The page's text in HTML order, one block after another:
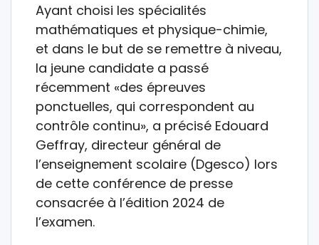
Ayant choisi les spécialités
mathématiques et physique-chimie,
et dans le but de se remettre à niveau,
la jeune candidate a passé
récemment «des épreuves
ponctuelles, qui correspondent au
contrôle continu», a précisé Edouard
Geffray, directeur général de
l’enseignement scolaire (Dgesco) lors
de cette conférence de presse
consacrée à l’édition 2024 de
l’examen.